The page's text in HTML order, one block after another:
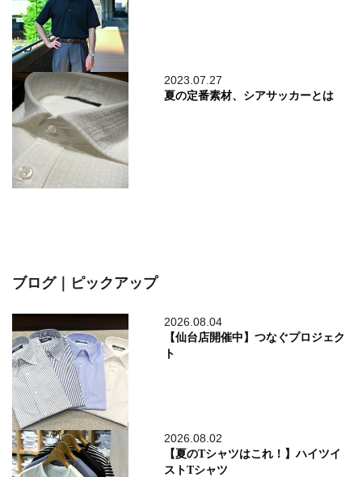
2023.07.27
夏の定番素材、シアサッカーとは
ブログ｜ピックアップ
2026.08.04
【仙台店開催中】つなぐプロジェク
ト
2026.08.02
【夏のTシャツはこれ！】ハイツイ
ストTシャツ